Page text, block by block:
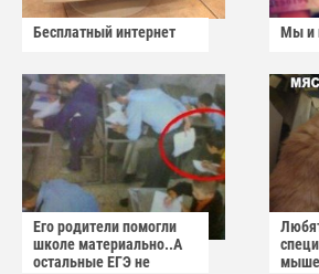
Бесплатный интернет Мы и
Его родители помогли
школе материально..А
остальные ЕГЭ не